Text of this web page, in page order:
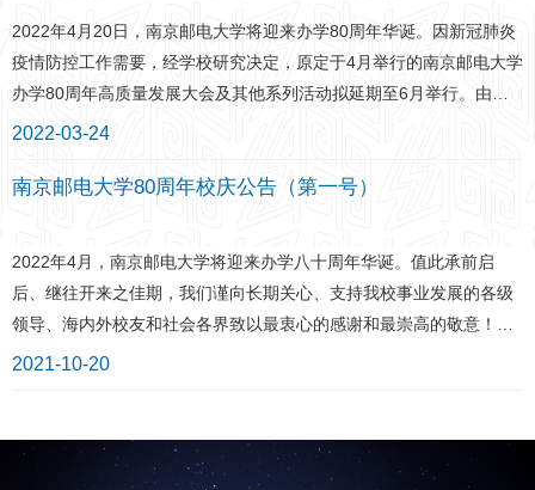
现场（撰稿：黄龙初审：谢秉宸 编辑：王
存
通知如下。 一、活动概要 活动形式为线上跑。 时间：20
22年4月17日全天； 地点：不限，通过咪咕善跑APP，完成单次
户外跑里程不少于4.2公里并上传数据即可完成活动。 二、主办单
（校友会、校董会、教育发展基金会） 四、独家冠名支持单位
中贝通信集团股份有限公司 五、参加要求 （一）参加对
（二）疫情防控要求：参加者需根据国家及当地关于新冠肺炎疫情常
态化防控工作部
2022年4月20日，南京邮电大学将迎来办学80周年华诞。因新冠肺炎
疫情防控工作需要，经学校研究决定，原定于4月举行的南京邮电大学
办学80周年高质量发展大会及其他系列活动拟延期至6月举行。由于
日期调整，给各位嘉宾、校友带来不便，我们深表歉意。草长莺飞
大校友莅临南京邮电大学，畅叙情谊，共襄盛举！特此公告，敬祈周
2022-03-24
南京邮电大学80周年校庆公告（第一号）
2022年4月，南京邮电大学将迎来办学八十周年华诞。值此承前启
后、继往开来之佳期，我们谨向长期关心、支持我校事业发展的各级
领导、海内外校友和社会各界致以最衷心的感谢和最崇高的敬意！齐
鲁烽火，自强不息。南京邮电大学肇始于1942年山东滨海抗日民主根
抗日战争和解放战争的胜利，作出了重要贡献。学校的先辈们筚路蓝
缕而奋勇争先，历经磨难而奋进不止，红色基因深深根植于一代代南
2021-10-20